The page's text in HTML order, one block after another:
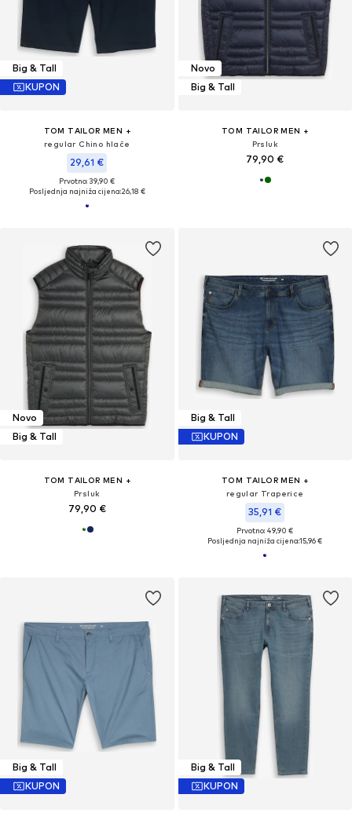
Big & Tall
KUPON
TOM TAILOR MEN +
regular Chino hlače
29,61 €
Prvotno: 39,90 €
Posljednja najniža cijena:26,18 €
Novo
Big & Tall
TOM TAILOR MEN +
Prsluk
79,90 €
Novo
Big & Tall
TOM TAILOR MEN +
Prsluk
79,90 €
Big & Tall
KUPON
TOM TAILOR MEN +
regular Traperice
35,91 €
Prvotno: 49,90 €
Posljednja najniža cijena:15,96 €
Big & Tall
KUPON
Big & Tall
KUPON